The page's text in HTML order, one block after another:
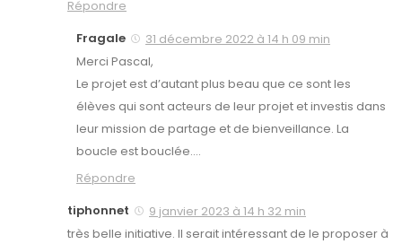
Répondre
Fragale
31 décembre 2022 à 14 h 09 min
Merci Pascal,
Le projet est d’autant plus beau que ce sont les
élèves qui sont acteurs de leur projet et investis dans
leur mission de partage et de bienveillance. La
boucle est bouclée….
Répondre
tiphonnet
9 janvier 2023 à 14 h 32 min
très belle initiative. Il serait intéressant de le proposer à